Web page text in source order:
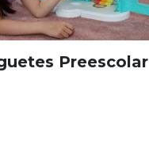
Preescolar